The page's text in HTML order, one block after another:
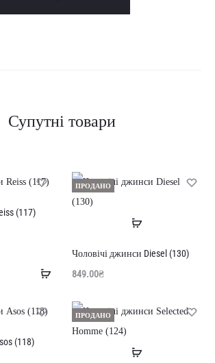
Супутні товари
Додати
кошик
(117)
ПРОДАНО
Читати
Чоловічі джинси Diesel (130)
849.00₴
(118)
ПРОДАНО
Читати